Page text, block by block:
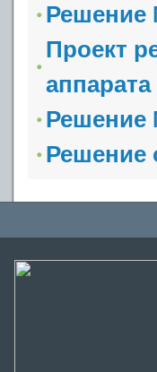
Решение
Проект
Решение
Решение